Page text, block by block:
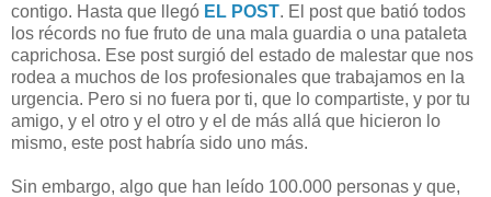
contigo. Hasta que llegó EL POST. El post que batió todos
los récords no fue fruto de una mala guardia o una pataleta
caprichosa. Ese post surgió del estado de malestar que nos
rodea a muchos de los profesionales que trabajamos en la
urgencia. Pero si no fuera por ti, que lo compartiste, y por tu
amigo, y el otro y el otro y el de más allá que hicieron lo
mismo, este post habría sido uno más.
Sin embargo, algo que han leído 100.000 personas y que,